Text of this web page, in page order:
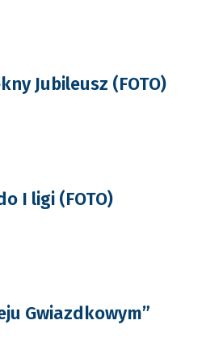
Jubileusz (FOTO)
I ligi (FOTO)
Gwiazdkowym”